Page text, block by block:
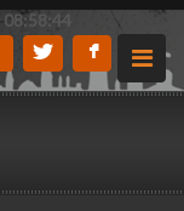
08:58:45